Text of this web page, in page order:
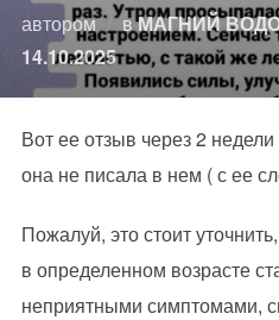
автором вМАГНИЙ
14.10.2025
Вот ее отзыв через 2
она не писала в нем ( с ее
Пожалуй, это стоит
в определенном возрасте
неприятными симптомами,